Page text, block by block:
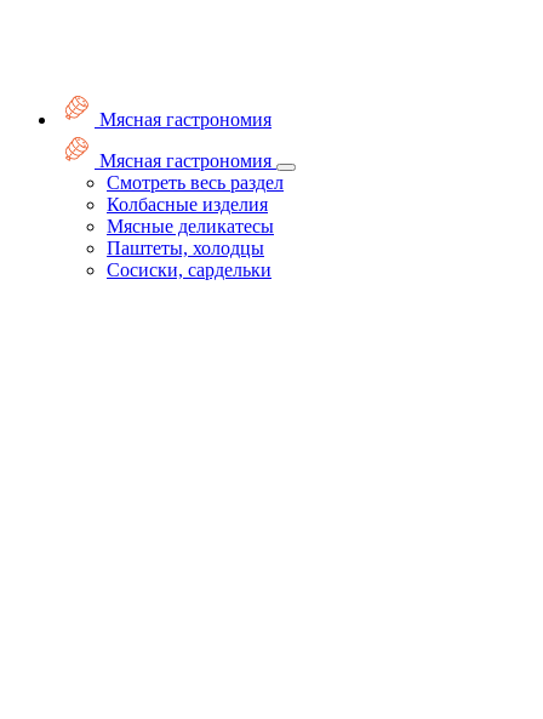
Мясная гастрономия
Мясная гастрономия
Смотреть весь раздел
Колбасные изделия
Мясные деликатесы
Паштеты, холодцы
Сосиски, сардельки